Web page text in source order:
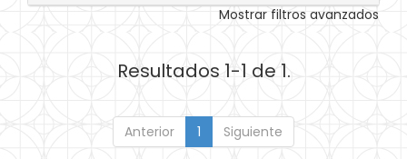
Mostrar filtros avanzados
Resultados 1-1 de 1.
Anterior 1 Siguiente